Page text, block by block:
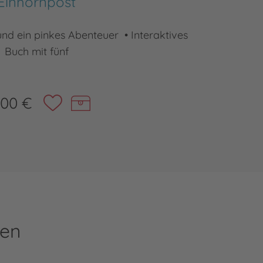
ein pinkes Abenteuer • Interaktives
Buch mit fünf
€